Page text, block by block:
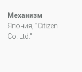
Механизм
Япония, "Citizen
Co. Ltd."